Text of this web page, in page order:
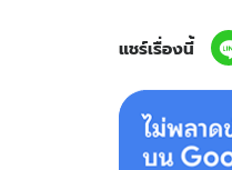
แชร์เรื่องนี้